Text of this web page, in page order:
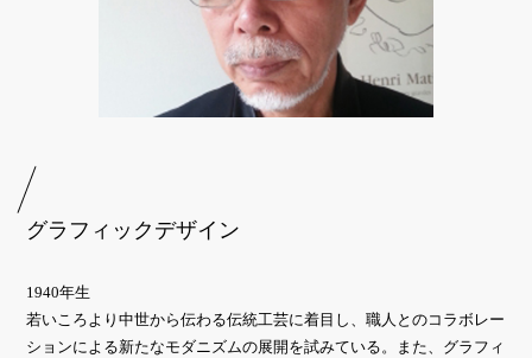
グラフィックデザイン
1940年生
若いころより中世から伝わる伝統工芸に着目し、職人とのコラボレー
ションによる新たなモダニズムの展開を試みている。また、グラフィ